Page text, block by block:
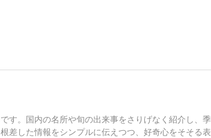
す。国内の名所や旬の出来事をさりげなく紹介し、季
差した情報をシンプルに伝えつつ、好奇心をそそる表